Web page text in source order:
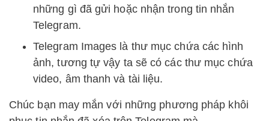
những gì đã gửi hoặc nhận trong tin nhắn
Telegram.
Telegram Images là thư mục chứa các hình
ảnh, tương tự vậy ta sẽ có các thư mục chứa
video, âm thanh và tài liệu.
Chúc bạn may mắn với những phương pháp khôi